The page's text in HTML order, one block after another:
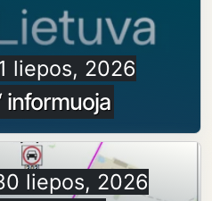
liepos, 2026
informuoja
liepos, 2026